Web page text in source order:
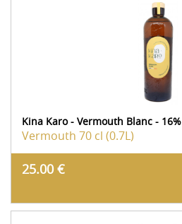
Kina Karo - Vermouth Blanc - 16%
Vermouth 70 cl (0.7L)
25.00 €